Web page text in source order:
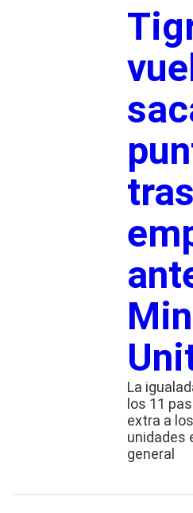
tras
La
los 11
extra a
unidades
general